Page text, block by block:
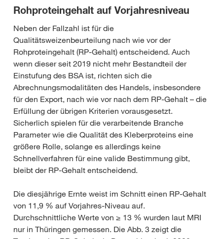
Rohproteingehalt auf Vorjahresniveau
Neben der Fallzahl ist für die
Qualitätsweizenbeurteilung nach wie vor der
Rohproteingehalt (RP-Gehalt) entscheidend. Auch
wenn dieser seit 2019 nicht mehr Bestandteil der
Einstufung des BSA ist, richten sich die
Abrechnungsmodalitäten des Handels, insbesondere
für den Export, nach wie vor nach dem RP-Gehalt – die
Erfüllung der übrigen Kriterien vorausgesetzt.
Sicherlich spielen für die verarbeitende Branche
Parameter wie die Qualität des Kleberproteins eine
größere Rolle, solange es allerdings keine
Schnellverfahren für eine valide Bestimmung gibt,
bleibt der RP-Gehalt entscheidend.
Die diesjährige Ernte weist im Schnitt einen RP-Gehalt
von 11,9 % auf Vorjahres-Niveau auf.
Durchschnittliche Werte von ≥ 13 % wurden laut MRI
nur in Thüringen gemessen. Die Abb. 3 zeigt die